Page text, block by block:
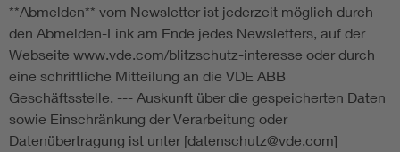
**Abmelden** vom Newsletter ist jederzeit möglich durch
den Abmelden-Link am Ende jedes Newsletters, auf der
Webseite www.vde.com/blitzschutz-interesse oder durch
eine schriftliche Mitteilung an die VDE ABB
Geschäftsstelle. --- Auskunft über die gespeicherten Daten
sowie Einschränkung der Verarbeitung oder
Datenübertragung ist unter [datenschutz@vde.com]